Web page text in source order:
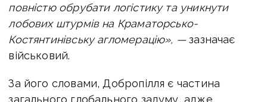
повністю обрубати логістику та уникнути
лобових штурмів на Краматорсько-
Костянтинівську агломерацію», —зазначає
військовий.
За його словами, Добропілля є частина
загального глобального задуму, адже